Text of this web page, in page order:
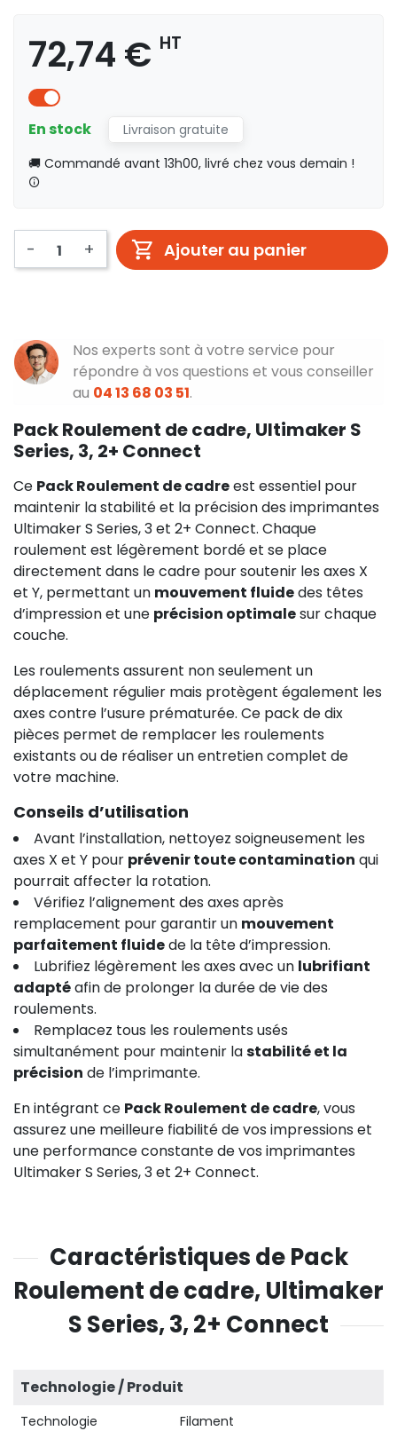
72,74 € HT
En stock
Livraison gratuite
🚚 Commandé avant 13h00, livré chez vous demain !
- + Ajouter au panier
Nos experts sont à votre service pour
répondre à vos questions et vous conseiller
au 04 13 68 03 51.
Pack Roulement de cadre, Ultimaker S
Series, 3, 2+ Connect
Ce Pack Roulement de cadreest essentiel pour
maintenir la stabilité et la précision des imprimantes
Ultimaker S Series, 3 et 2+ Connect. Chaque
roulement est légèrement bordé et se place
directement dans le cadre pour soutenir les axes X
et Y, permettant un mouvement fluidedes têtes
d’impression et une précision optimalesur chaque
couche.
Les roulements assurent non seulement un
déplacement régulier mais protègent également les
axes contre l’usure prématurée. Ce pack de dix
pièces permet de remplacer les roulements
existants ou de réaliser un entretien complet de
votre machine.
Conseils d’utilisation
Avant l’installation, nettoyez soigneusement les
axes X et Y pour prévenir toute contamination qui
pourrait affecter la rotation.
Vérifiez l’alignement des axes après
remplacement pour garantir un mouvement
parfaitement fluidede la tête d’impression.
Lubrifiez légèrement les axes avec un lubrifiant
adaptéafin de prolonger la durée de vie des
roulements.
Remplacez tous les roulements usés
simultanément pour maintenir lastabilité et la
précision de l’imprimante.
En intégrant ce Pack Roulement de cadre, vous
assurez une meilleure fiabilité de vos impressions et
une performance constante de vos imprimantes
Ultimaker S Series, 3 et 2+ Connect.
Caractéristiques de Pack
Roulement de cadre, Ultimaker
S Series, 3, 2+ Connect
Technologie / Produit
Technologie Filament